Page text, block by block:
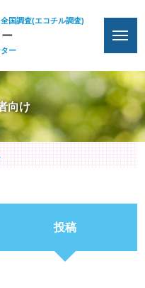
国調査(エコチル調査)
ー
投稿